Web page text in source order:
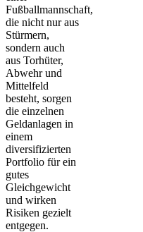
Fußballmannschaft,
die nicht nur aus
Stürmern,
sondern auch
aus Torhüter,
Abwehr und
Mittelfeld
besteht, sorgen
die einzelnen
Geldanlagen in
einem
diversifizierten
Portfolio für ein
gutes
Gleichgewicht
und wirken
Risiken gezielt
entgegen.